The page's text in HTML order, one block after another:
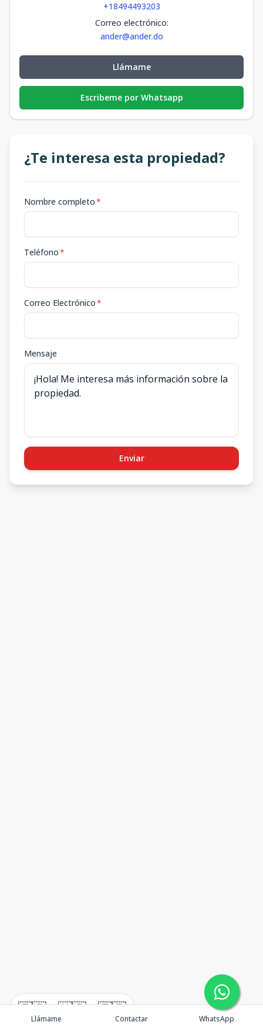
🇪🇸 🇺🇸 🇫🇷
+18494493203
Correo electrónico:
ander@ander.do
Llámame
Escribeme por Whatsapp
¿Te interesa esta propiedad?
Nombre completo*
Teléfono*
Correo Electrónico*
Mensaje
Enviar
Llámame Contactar WhatsApp